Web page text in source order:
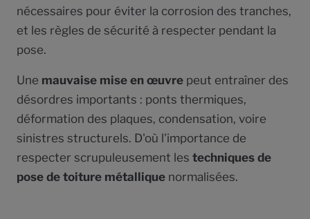
nécessaires pour éviter la corrosion des tranches,
et les règles de sécurité à respecter pendant la
pose.
Une mauvaise mise en œuvre peut entraîner des
désordres importants : ponts thermiques,
déformation des plaques, condensation, voire
sinistres structurels. D'où l'importance de
respecter scrupuleusement les techniques de
pose de toiture métallique normalisées.